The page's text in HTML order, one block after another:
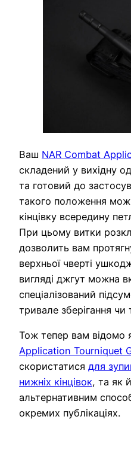
Ваш NAR Combat
складений у вихідну
та готовий до
такого положення
кінцівку всередину
При цьому витки
дозволить вам
верхньої чверті
вигляді джгут можна
спеціалізований
тривале зберігання чи
Тож тепер вам відомо
Application Tourniquet
скористатися для
нижніх кінцівок, та як
альтернативним
окремих публікаціях.